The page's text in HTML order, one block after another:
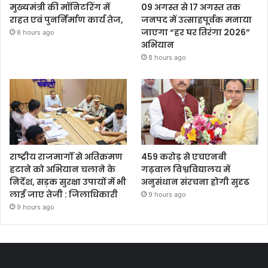
मुख्यमंत्री की मॉनिटरिंग में
राहत एवं पुनर्निर्माण कार्य तेज,
8 hours ago
09 अगस्त से 17 अगस्त तक
जनपद में उत्साहपूर्वक मनाया
जाएगा “हर घर तिरंगा 2026”
अभियान
8 hours ago
राष्ट्रीय राजमार्गों से अतिक्रमण
हटाने को अभियान चलाने के
निर्देश, सड़क सुरक्षा उपायों में भी
लाई जाए तेजी : जिलाधिकारी
9 hours ago
459 करोड़ से एचएनबी
गढ़वाल विश्वविद्यालय में
अनुसंधान संरचना होगी सुदृढ
9 hours ago